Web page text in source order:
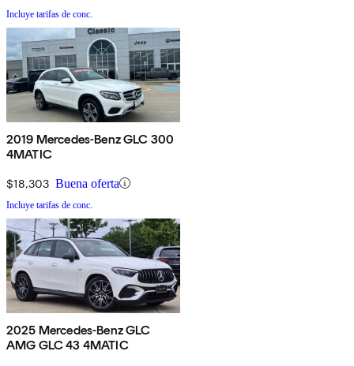
Incluye tarifas de conc.
2019 Mercedes-Benz GLC 300
4MATIC
$18,303 Buena oferta
Incluye tarifas de conc.
2025 Mercedes-Benz GLC
AMG GLC 43 4MATIC